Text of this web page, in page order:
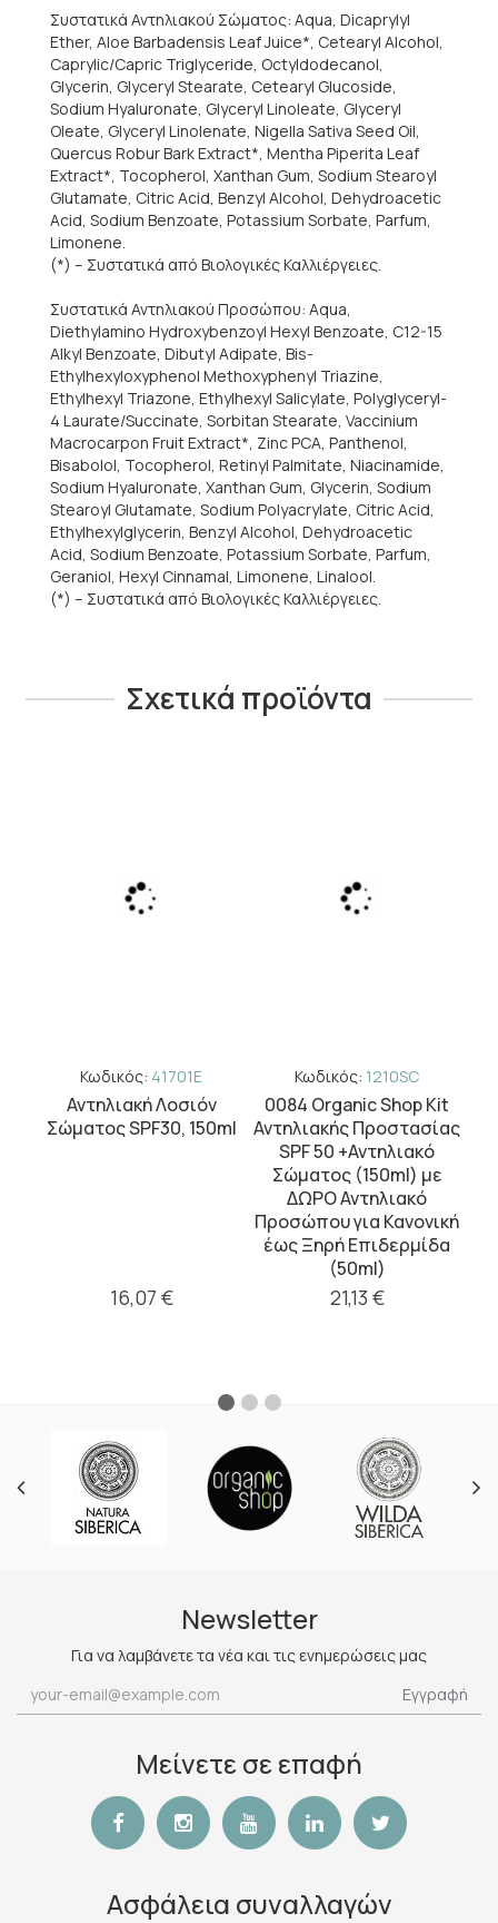
Συστατικά Αντηλιακού Σώματος: Aqua, Dicaprylyl
Ether, Aloe Barbadensis Leaf Juice*, Cetearyl Alcohol,
Caprylic/Capric Triglyceride, Octyldodecanol,
Glycerin, Glyceryl Stearate, Cetearyl Glucoside,
Sodium Hyaluronate, Glyceryl Linoleate, Glyceryl
Oleate, Glyceryl Linolenate, Nigella Sativa Seed Oil,
Quercus Robur Bark Extract*, Mentha Piperita Leaf
Extract*, Tocopherol, Xanthan Gum, Sodium Stearoyl
Glutamate, Citric Acid, Benzyl Alcohol, Dehydroacetic
Acid, Sodium Benzoate, Potassium Sorbate, Parfum,
Limonene.
(*) – Συστατικά από Βιολογικές Καλλιέργειες.
Συστατικά Αντηλιακού Προσώπου: Aqua,
Diethylamino Hydroxybenzoyl Hexyl Benzoate, C12-15
Alkyl Benzoate, Dibutyl Adipate, Bis-
Ethylhexyloxyphenol Methoxyphenyl Triazine,
Ethylhexyl Triazone, Ethylhexyl Salicylate, Polyglyceryl-
4 Laurate/Succinate, Sorbitan Stearate, Vaccinium
Macrocarpon Fruit Extract*, Zinc PCA, Panthenol,
Bisabolol, Tocopherol, Retinyl Palmitate, Niacinamide,
Sodium Hyaluronate, Xanthan Gum, Glycerin, Sodium
Stearoyl Glutamate, Sodium Polyacrylate, Citric Acid,
Ethylhexylglycerin, Benzyl Alcohol, Dehydroacetic
Acid, Sodium Benzoate, Potassium Sorbate, Parfum,
Geraniol, Hexyl Cinnamal, Limonene, Linalool.
(*) – Συστατικά από Βιολογικές Καλλιέργειες.
Σχετικά προϊόντα
Κωδικός: 41701E
Αντηλιακή Λοσιόν
Σώματος SPF30, 150ml
16,07 €
Κωδικός: 1210SC
0084 Organic Shop Kit
Αντηλιακής Προστασίας
SPF 50 +Αντηλιακό
Σώματος (150ml) με
ΔΩΡΟ Αντηλιακό
Προσώπου για Κανονική
έως Ξηρή Επιδερμίδα
(50ml)
21,13 €
Newsletter
Για να λαμβάνετε τα νέα και τις ενημερώσεις μας
Εγγραφή
Μείνετε σε επαφή
Ασφάλεια συναλλαγών